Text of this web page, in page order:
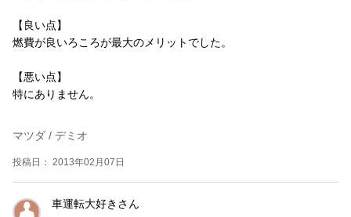
【良い点】
燃費が良いろころが最大のメリットでした。
【悪い点】
特にありません。
マツダ / デミオ
投稿日： 2013年02月07日
車運転大好きさん